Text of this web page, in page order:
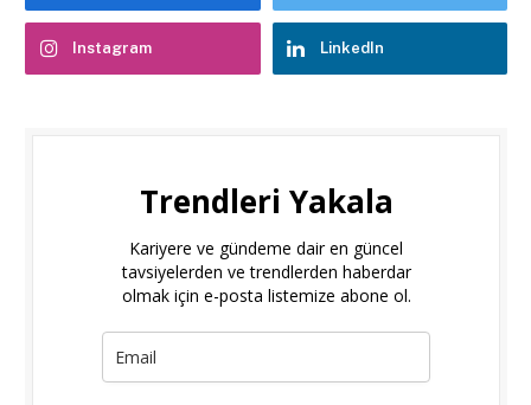
Instagram LinkedIn
Trendleri Yakala
Kariyere ve gündeme dair en güncel
tavsiyelerden ve trendlerden haberdar
olmak için e-posta listemize abone ol.